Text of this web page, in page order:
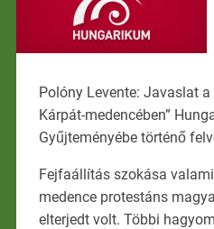
Polóny Levente: Javaslat
Kárpát-medencében”
Gyűjteményébe történő
Fejfaállítás szokása
medence protestáns
elterjedt volt. Többi